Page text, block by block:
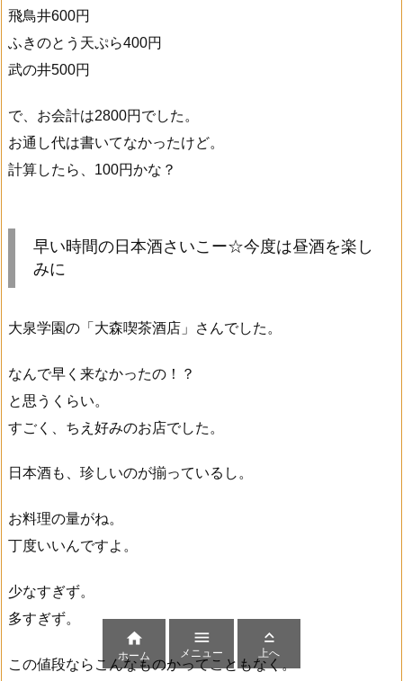
飛鳥井600円
ふきのとう天ぷら400円
武の井500円
で、お会計は2800円でした。
お通し代は書いてなかったけど。
計算したら、100円かな？
早い時間の日本酒さいこー☆今度は昼酒を楽し
みに
大泉学園の「大森喫茶酒店」さんでした。
なんで早く来なかったの！？
と思うくらい。
すごく、ちえ好みのお店でした。
日本酒も、珍しいのが揃っているし。
お料理の量がね。
丁度いいんですよ。
少なすぎず。
多すぎず。
この値段ならこんなものかってこともなく。

ホーム

メニュー

上へ